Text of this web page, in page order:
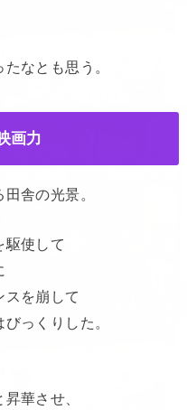
なとも思う。
画力
舎の光景。
駆使して
スを崩して
っくりした。
華させ、